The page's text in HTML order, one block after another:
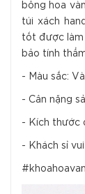
bông hoa
túi xách
tốt được làm
bảo tính
- Màu sắc:
- Cân nặng
- Kích thước
- Khách sỉ